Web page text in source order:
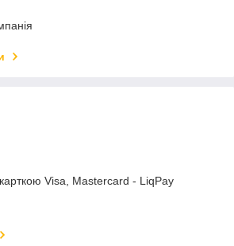
Visa, Mastercard - LiqPay